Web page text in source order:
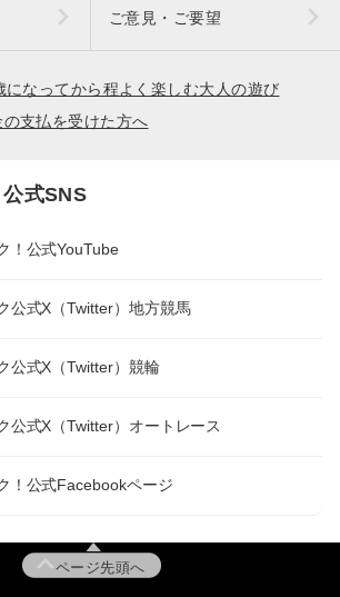
ご意見・ご要望
になってから程よく楽しむ大人の遊び
支払を受けた方へ
式SNS
！公式YouTube
公式X（Twitter）地方競馬
公式X（Twitter）競輪
公式X（Twitter）オートレース
！公式Facebookページ
ページ先頭へ